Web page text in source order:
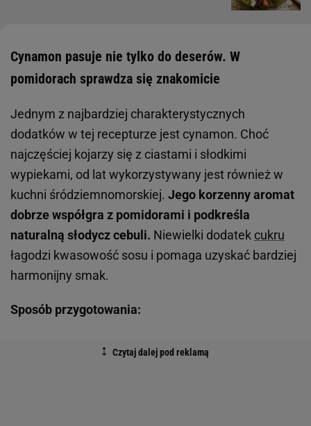
Cynamon pasuje nie tylko do deserów. W
pomidorach sprawdza się znakomicie
Jednym z najbardziej charakterystycznych
dodatków w tej recepturze jest cynamon. Choć
najczęściej kojarzy się z ciastami i słodkimi
wypiekami, od lat wykorzystywany jest również w
kuchni śródziemnomorskiej. Jego korzenny aromat
dobrze współgra z pomidorami i podkreśla
naturalną słodycz cebuli. Niewielki dodatek cukru
łagodzi kwasowość sosu i pomaga uzyskać bardziej
harmonijny smak.
Sposób przygotowania: